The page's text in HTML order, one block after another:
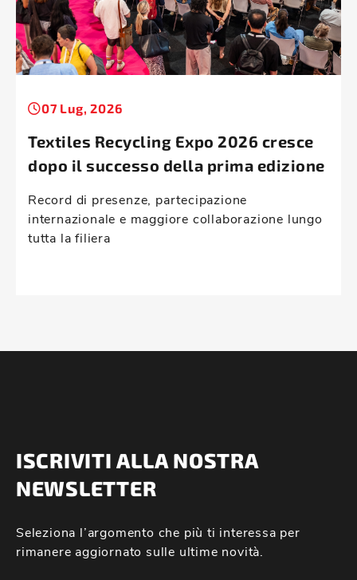
07 Lug, 2026
Textiles Recycling Expo 2026 cresce
dopo il successo della prima edizione
Record di presenze, partecipazione
internazionale e maggiore collaborazione lungo
tutta la filiera
ISCRIVITI ALLA NOSTRA
NEWSLETTER
Seleziona l’argomento che più ti interessa per
rimanere aggiornato sulle ultime novità.